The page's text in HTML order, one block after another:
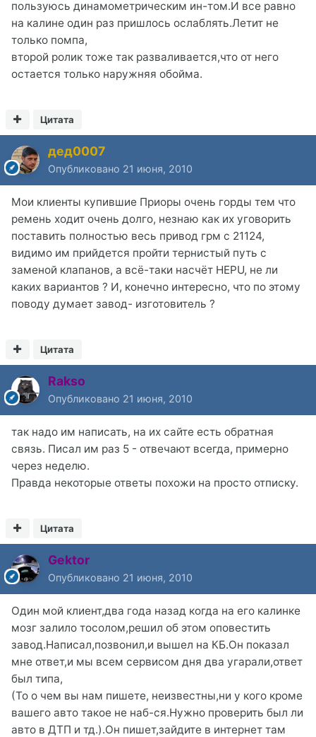
пользуюсь динамометрическим ин-том.И все равно
на калине один раз пришлось ослаблять.Летит не
только помпа,
второй ролик тоже так разваливается,что от него
остается только наружняя обойма.
Цитата
дед0007
Опубликовано 21 июня, 2010
Мои клиенты купившие Приоры очень горды тем что
ремень ходит очень долго, незнаю как их уговорить
поставить полностью весь привод грм с 21124,
видимо им прийдется пройти тернистый путь с
заменой клапанов, а всё-таки насчёт HEPU, не ли
каких вариантов ? И, конечно интересно, что по этому
поводу думает завод- изготовитель ?
Цитата
Rakso
Опубликовано 21 июня, 2010
так надо им написать, на их сайте есть обратная
связь. Писал им раз 5 - отвечают всегда, примерно
через неделю.
Правда некоторые ответы похожи на просто отписку.
Цитата
Gektor
Опубликовано 21 июня, 2010
Один мой клиент,два года назад когда на его калинке
мозг залило тосолом,решил об этом оповестить
завод.Написал,позвонил,и вышел на КБ.Он показал
мне ответ,и мы всем сервисом дня два угарали,ответ
был типа,
(То о чем вы нам пишете, неизвестны,ни у кого кроме
вашего авто такое не наб-ся.Нужно проверить был ли
авто в ДТП и тд.).Он пишет,зайдите в интернет там